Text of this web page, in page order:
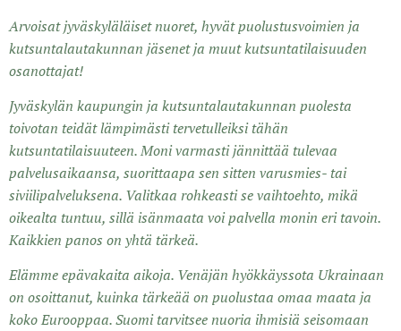
Arvoisat jyväskyläläiset nuoret, hyvät puolustusvoimien ja
kutsuntalautakunnan jäsenet ja muut kutsuntatilaisuuden
osanottajat!
Jyväskylän kaupungin ja kutsuntalautakunnan puolesta
toivotan teidät lämpimästi tervetulleiksi tähän
kutsuntatilaisuuteen. Moni varmasti jännittää tulevaa
palvelusaikaansa, suorittaapa sen sitten varusmies- tai
siviilipalveluksena. Valitkaa rohkeasti se vaihtoehto, mikä
oikealta tuntuu, sillä isänmaata voi palvella monin eri tavoin.
Kaikkien panos on yhtä tärkeä.
Elämme epävakaita aikoja. Venäjän hyökkäyssota Ukrainaan
on osoittanut, kuinka tärkeää on puolustaa omaa maata ja
koko Eurooppaa. Suomi tarvitsee nuoria ihmisiä seisomaan